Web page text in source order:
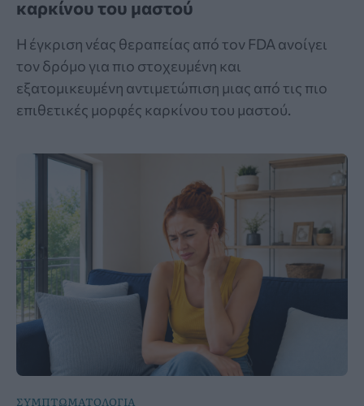
καρκίνου του μαστού
Η έγκριση νέας θεραπείας από τον FDA ανοίγει
τον δρόμο για πιο στοχευμένη και
εξατομικευμένη αντιμετώπιση μιας από τις πιο
επιθετικές μορφές καρκίνου του μαστού.
ΣΥΜΠΤΩΜΑΤΟΛΟΓΙΑ